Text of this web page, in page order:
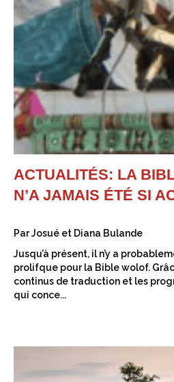
ACTUALITÉS: LA
N’A JAMAIS ÉTÉ SI
Par Josué et Diana Bulande
Jusqu’à présent, il n’y a
prolifque pour la Bible wolof.
continus de traduction et les
qui conce...